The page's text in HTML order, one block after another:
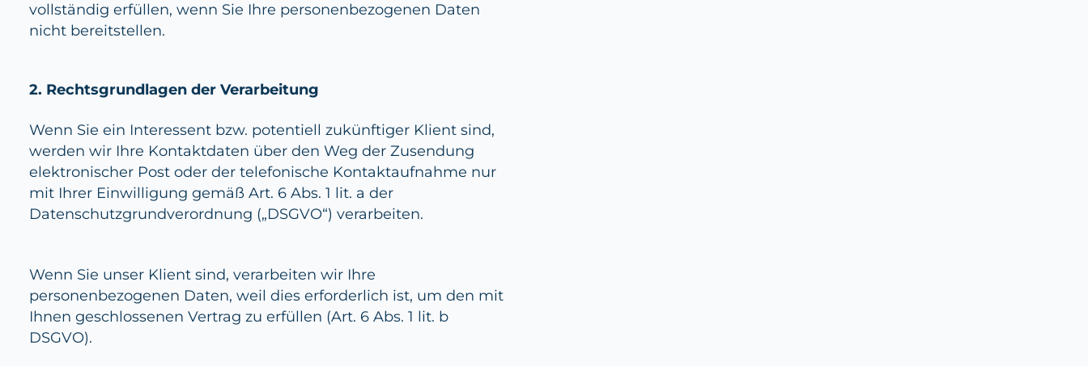
vollständig erfüllen, wenn Sie Ihre personenbezogenen Daten
nicht bereitstellen.
2. Rechtsgrundlagen der Verarbeitung
Wenn Sie ein Interessent bzw. potentiell zukünftiger Klient sind,
werden wir Ihre Kontaktdaten über den Weg der Zusendung
elektronischer Post oder der telefonische Kontaktaufnahme nur
mit Ihrer Einwilligung gemäß Art. 6 Abs. 1 lit. a der
Datenschutzgrundverordnung („DSGVO“) verarbeiten.
Wenn Sie unser Klient sind, verarbeiten wir Ihre
personenbezogenen Daten, weil dies erforderlich ist, um den mit
Ihnen geschlossenen Vertrag zu erfüllen (Art. 6 Abs. 1 lit. b
DSGVO).